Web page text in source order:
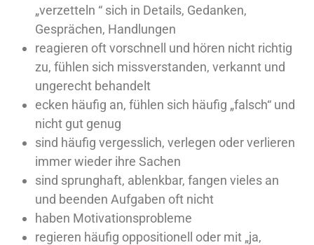
„verzetteln “ sich in Details, Gedanken,
Gesprächen, Handlungen
reagieren oft vorschnell und hören nicht richtig
zu, fühlen sich missverstanden, verkannt und
ungerecht behandelt
ecken häufig an, fühlen sich häufig „falsch“ und
nicht gut genug
sind häufig vergesslich, verlegen oder verlieren
immer wieder ihre Sachen
sind sprunghaft, ablenkbar, fangen vieles an
und beenden Aufgaben oft nicht
haben Motivationsprobleme
regieren häufig oppositionell oder mit „ja,